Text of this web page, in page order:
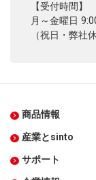
【受付時間】
月～金曜日
（祝日・弊社
商品情報
産業とsinto
サポート